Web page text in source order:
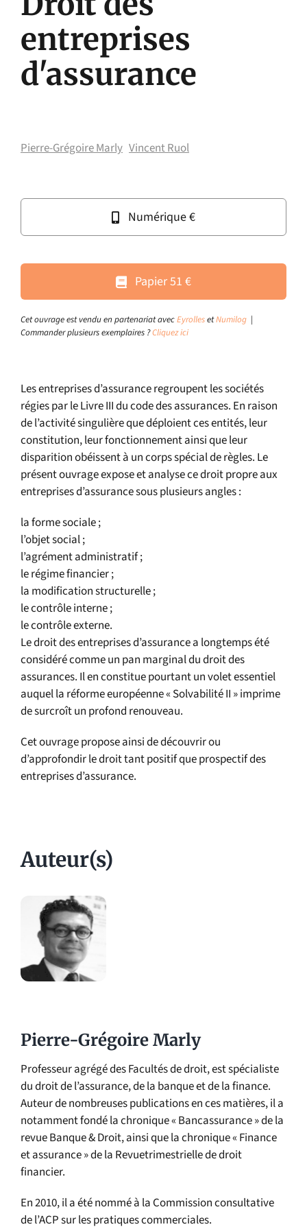
entreprises
d'assurance
Pierre-Grégoire Marly Vincent Ruol
Numérique €
Papier 51 €
Cet ouvrage est vendu en partenariat avecEyrollesetNumilog|
Commander plusieurs exemplaires ?Cliquez ici
Les entreprises d’assurance regroupent les sociétés
régies par le Livre III du code des assurances. En raison
de l’activité singulière que déploient ces entités, leur
constitution, leur fonctionnement ainsi que leur
disparition obéissent à un corps spécial de règles. Le
présent ouvrage expose et analyse ce droit propre aux
entreprises d’assurance sous plusieurs angles :
la forme sociale ;
l’objet social ;
l’agrément administratif ;
le régime financier ;
la modification structurelle ;
le contrôle interne ;
le contrôle externe.
Le droit des entreprises d’assurance a longtemps été
considéré comme un pan marginal du droit des
assurances. Il en constitue pourtant un volet essentiel
auquel la réforme européenne « Solvabilité II » imprime
de surcroît un profond renouveau.
Cet ouvrage propose ainsi de découvrir ou
d’approfondir le droit tant positif que prospectif des
entreprises d’assurance.
Auteur(s)
Pierre-Grégoire Marly
Professeur agrégé des Facultés de droit, est spécialiste
du droit de l’assurance, de la banque et de la finance.
Auteur de nombreuses publications en ces matières, il a
notamment fondé la chronique « Bancassurance » de la
revue Banque & Droit, ainsi que la chronique « Finance
et assurance » de la Revuetrimestrielle de droit
financier.
En 2010, il a été nommé à la Commission consultative
de l’ACP sur les pratiques commerciales.